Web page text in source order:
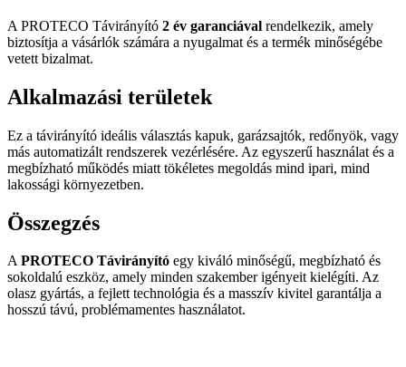
A PROTECO Távirányító 2 év garanciával rendelkezik, amely
biztosítja a vásárlók számára a nyugalmat és a termék minőségébe
vetett bizalmat.
Alkalmazási területek
Ez a távirányító ideális választás kapuk, garázsajtók, redőnyök, vagy
más automatizált rendszerek vezérlésére. Az egyszerű használat és a
megbízható működés miatt tökéletes megoldás mind ipari, mind
lakossági környezetben.
Összegzés
APROTECO Távirányító egy kiváló minőségű, megbízható és
sokoldalú eszköz, amely minden szakember igényeit kielégíti. Az
olasz gyártás, a fejlett technológia és a masszív kivitel garantálja a
hosszú távú, problémamentes használatot.